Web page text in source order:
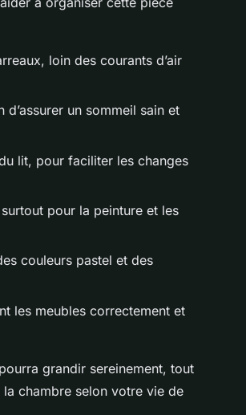
loin des courants d’air
un sommeil sain et
lit, pour faciliter les changes
pour la peinture et les
couleurs pastel et des
les meubles correctement et
grandir sereinement, tout
chambre selon votre vie de